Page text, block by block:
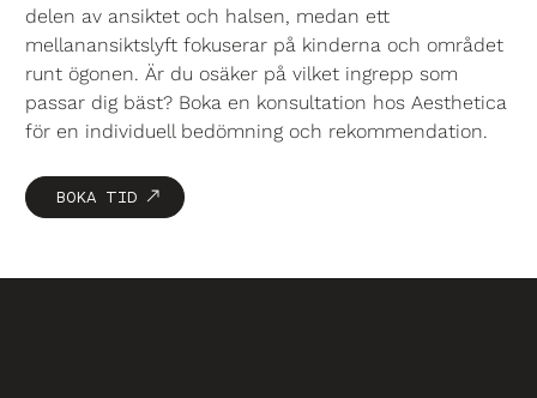
delen av ansiktet och halsen, medan ett
mellanansiktslyft fokuserar på kinderna och området
runt ögonen. Är du osäker på vilket ingrepp som
passar dig bäst? Boka en konsultation hos Aesthetica
för en individuell bedömning och rekommendation.
BOKA TID